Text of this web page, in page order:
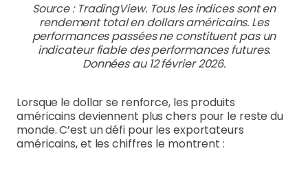
Source : TradingView. Tous les indices sont en
rendement total en dollars américains. Les
performances passées ne constituent pas un
indicateur fiable des performances futures.
Données au 12 février 2026.
Lorsque le dollar se renforce, les produits
américains deviennent plus chers pour le reste du
monde. C’est un défi pour les exportateurs
américains, et les chiffres le montrent :